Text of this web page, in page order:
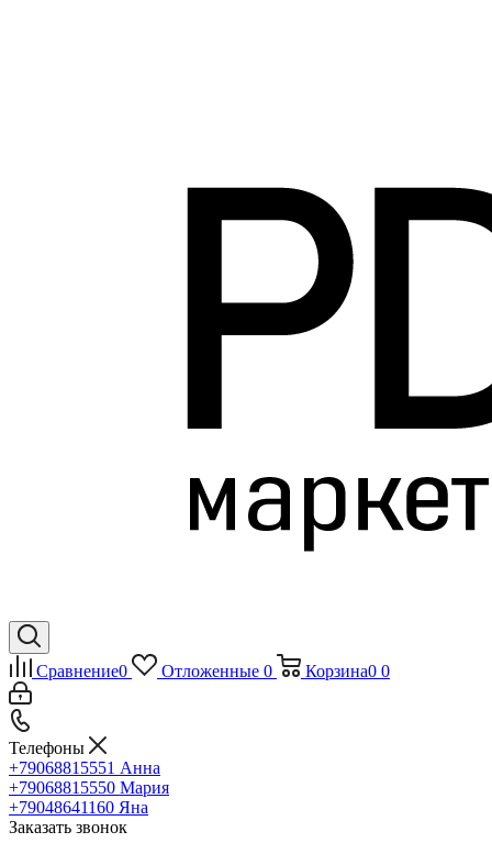
Сравнение0 Отложенные 0 Корзина0 0
Телефоны
+79068815551 Анна
+79068815550 Мария
+79048641160 Яна
Заказать звонок